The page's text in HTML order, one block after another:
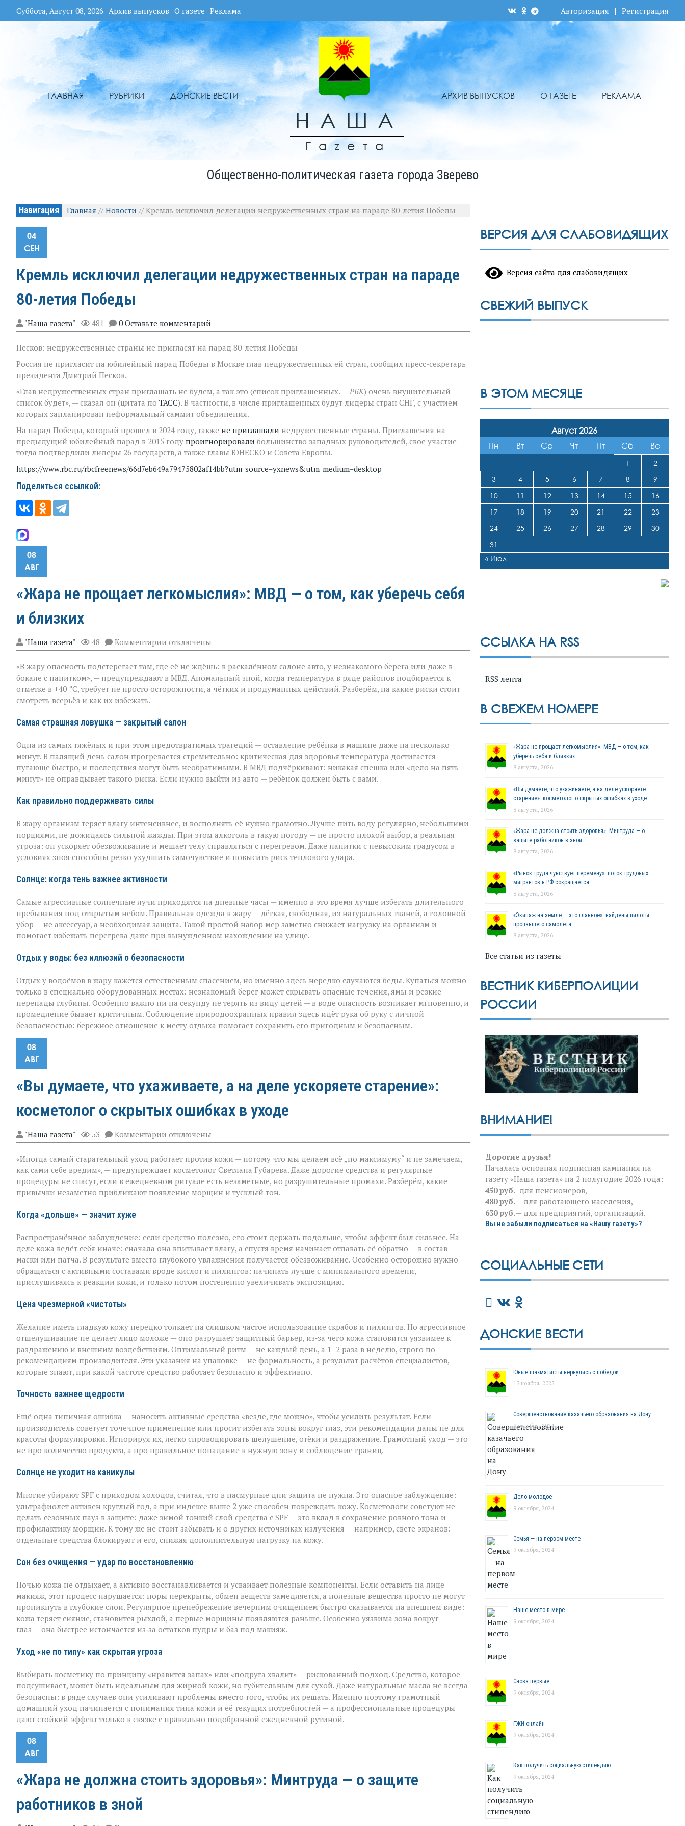
Суббота, Август 08, 2026 Архив выпусков О газете Реклама Авторизация | Регистрация
ГЛАВНАЯ РУБРИКИ ДОНСКИЕ ВЕСТИ
НАША
Гаzета
АРХИВ ВЫПУСКОВ О ГАЗЕТЕ РЕКЛАМА
Общественно-политическая газета города Зверево
Навигация Главная //Новости //Кремль исключил делегации недружественных стран на параде 80-летия Победы
04
СЕН
Кремль исключил делегации недружественных стран на параде
80-летия Победы
"Наша газета" 481 0 Оставьте комментарий
Песков: недружественные страны не пригласят на парад 80-летия Победы
Россия не пригласит на юбилейный парад Победы в Москве глав недружественных ей стран, сообщил пресс-секретарь
президента Дмитрий Песков.
«Глав недружественных стран приглашать не будем, а так это (список приглашенных. — РБК) очень внушительный
список будет», — сказал он (цитата по ТАСС). В частности, в числе приглашенных будут лидеры стран СНГ, с участием
которых запланирован неформальный саммит объединения.
На парад Победы, который прошел в 2024 году, также не приглашали недружественные страны. Приглашения на
предыдущий юбилейный парад в 2015 году проигнорировали большинство западных руководителей, свое участие
тогда подтвердили лидеры 26 государств, а также главы ЮНЕСКО и Совета Европы.
https://www.rbc.ru/rbcfreenews/66d7eb649a79475802af14bb?utm_source=yxnews&utm_medium=desktop
Поделиться ссылкой:
08
АВГ
«Жара не прощает легкомыслия»: МВД — о том, как уберечь себя
и близких
"Наша газета" 48 Комментарии к
записи
не
прощает
легкомыслия»:
МВД — о
уберечь
себя
близких
отключены
«В жару опасность подстерегает там, где её не ждёшь: в раскалённом салоне авто, у незнакомого берега или даже в
бокале с напитком», — предупреждают в МВД. Аномальный зной, когда температура в ряде районов подбирается к
отметке в +40 °C, требует не просто осторожности, а чётких и продуманных действий. Разберём, на какие риски стоит
смотреть всерьёз и как их избежать.
Самая страшная ловушка — закрытый салон
Одна из самых тяжёлых и при этом предотвратимых трагедий — оставление ребёнка в машине даже на несколько
минут. В палящий день салон прогревается стремительно: критическая для здоровья температура достигается
пугающе быстро, и последствия могут быть необратимыми. В МВД подчёркивают: никакая спешка или «дело на пять
минут» не оправдывает такого риска. Если нужно выйти из авто — ребёнок должен быть с вами.
Как правильно поддерживать силы
В жару организм теряет влагу интенсивнее, и восполнять её нужно грамотно. Лучше пить воду регулярно, небольшими
порциями, не дожидаясь сильной жажды. При этом алкоголь в такую погоду — не просто плохой выбор, а реальная
угроза: он ускоряет обезвоживание и мешает телу справляться с перегревом. Даже напитки с невысоким градусом в
условиях зноя способны резко ухудшить самочувствие и повысить риск теплового удара.
Солнце: когда тень важнее активности
Самые агрессивные солнечные лучи приходятся на дневные часы — именно в это время лучше избегать длительного
пребывания под открытым небом. Правильная одежда в жару — лёгкая, свободная, из натуральных тканей, а головной
убор — не аксессуар, а необходимая защита. Такой простой набор мер заметно снижает нагрузку на организм и
помогает избежать перегрева даже при вынужденном нахождении на улице.
Отдых у воды: без иллюзий о безопасности
Отдых у водоёмов в жару кажется естественным спасением, но именно здесь нередко случаются беды. Купаться можно
только в специально оборудованных местах: незнакомый берег может скрывать опасные течения, ямы и резкие
перепады глубины. Особенно важно ни на секунду не терять из виду детей — в воде опасность возникает мгновенно, и
промедление бывает критичным. Соблюдение природоохранных правил здесь идёт рука об руку с личной
безопасностью: бережное отношение к месту отдыха помогает сохранить его пригодным и безопасным.
08
АВГ
«Вы думаете, что ухаживаете, а на деле ускоряете старение»:
косметолог о скрытых ошибках в уходе
"Наша газета" 53 Комментарии к
записи
думаете,
что
а
на
о
скрытых
ошибках
в
уходе
отключены
«Иногда самый старательный уход работает против кожи — потому что мы делаем всё „по максимуму“ и не замечаем,
как сами себе вредим», — предупреждает косметолог Светлана Губарева. Даже дорогие средства и регулярные
процедуры не спасут, если в ежедневном ритуале есть незаметные, но разрушительные промахи. Разберём, какие
привычки незаметно приближают появление морщин и тусклый тон.
Когда «дольше» — значит хуже
Распространённое заблуждение: если средство полезно, его стоит держать подольше, чтобы эффект был сильнее. На
деле кожа ведёт себя иначе: сначала она впитывает влагу, а спустя время начинает отдавать её обратно — в состав
маски или патча. В результате вместо глубокого увлажнения получается обезвоживание. Особенно осторожно нужно
обращаться с активными составами вроде кислот и пилингов: начинать лучше с минимального времени,
прислушиваясь к реакции кожи, и только потом постепенно увеличивать экспозицию.
Цена чрезмерной «чистоты»
Желание иметь гладкую кожу нередко толкает на слишком частое использование скрабов и пилингов. Но агрессивное
отшелушивание не делает лицо моложе — оно разрушает защитный барьер, из‑за чего кожа становится уязвимее к
раздражению и внешним воздействиям. Оптимальный ритм — не каждый день, а 1–2 раза в неделю, строго по
рекомендациям производителя. Эти указания на упаковке — не формальность, а результат расчётов специалистов,
которые знают, при какой частоте средство работает безопасно и эффективно.
Точность важнее щедрости
Ещё одна типичная ошибка — наносить активные средства «везде, где можно», чтобы усилить результат. Если
производитель советует точечное применение или просит избегать зоны вокруг глаз, эти рекомендации даны не для
красоты формулировки. Игнорируя их, легко спровоцировать шелушение, отёки и раздражение. Грамотный уход — это
не про количество продукта, а про правильное попадание в нужную зону и соблюдение границ.
Солнце не уходит на каникулы
Многие убирают SPF с приходом холодов, считая, что в пасмурные дни защита не нужна. Это опасное заблуждение:
ультрафиолет активен круглый год, а при индексе выше 2 уже способен повреждать кожу. Косметологи советуют не
делать сезонных пауз в защите: даже зимой тонкий слой средства с SPF — это вклад в сохранение ровного тона и
профилактику морщин. К тому же не стоит забывать и о других источниках излучения — например, свете экранов:
отдельные средства блокируют и его, снижая дополнительную нагрузку на кожу.
Сон без очищения — удар по восстановлению
Ночью кожа не отдыхает, а активно восстанавливается и усваивает полезные компоненты. Если оставить на лице
макияж, этот процесс нарушается: поры перекрыты, обмен веществ замедляется, а полезные вещества просто не могут
проникнуть в глубокие слои. Регулярное пренебрежение вечерним очищением быстро сказывается на внешнем виде:
кожа теряет сияние, становится рыхлой, а первые морщины появляются раньше. Особенно уязвима зона вокруг
глаз — она быстрее истончается из‑за остатков пудры и баз под макияж.
Уход «не по типу» как скрытая угроза
Выбирать косметику по принципу «нравится запах» или «подруга хвалит» — рискованный подход. Средство, которое
подсушивает, может быть идеальным для жирной кожи, но губительным для сухой. Даже натуральные масла не всегда
безопасны: в ряде случаев они усиливают проблемы вместо того, чтобы их решать. Именно поэтому грамотный
домашний уход начинается с понимания типа кожи и её текущих потребностей — а профессиональные процедуры
дают стойкий эффект только в связке с правильно подобранной ежедневной рутиной.
08
АВГ
«Жара не должна стоить здоровья»: Минтруда — о защите
работников в зной
ВЕРСИЯ ДЛЯ СЛАБОВИДЯЩИХ
Версия сайта для слабовидящих
СВЕЖИЙ ВЫПУСК
В ЭТОМ МЕСЯЦЕ
Август 2026
Пн
Вт Ср Чт Пт Сб Вс
1
2
3
4 5 6 7 8
9
10
11 12 13 14 15
16
17
18 19 20 21 22
23
24
25 26 27 28 29
30
31
« Июл
ССЫЛКА НА RSS
RSS лента
В СВЕЖЕМ НОМЕРЕ
«Жара не прощает легкомыслия»: МВД — о том, как
уберечь себя и близких
8 августа, 2026
«Вы думаете, что ухаживаете, а на деле ускоряете
старение»: косметолог о скрытых ошибках в уходе
8 августа, 2026
«Жара не должна стоить здоровья»: Минтруда — о
защите работников в зной
8 августа, 2026
«Рынок труда чувствует перемену»: поток трудовых
мигрантов в РФ сокращается
8 августа, 2026
«Экипаж на земле — это главное»: найдены пилоты
пропавшего самолёта
8 августа, 2026
Все статьи из газеты
ВЕСТНИК КИБЕРПОЛИЦИИ
РОССИИ
ВНИМАНИЕ!
Дорогие друзья!
Началась основная подписная кампания на
газету «Наша газета» на 2 полугодие 2026 года:
450 руб.- для пенсионеров,
480 руб.— для работающего населения,
630 руб.— для предприятий, организаций.
Вы не забыли подписаться на «Нашу газету»?
СОЦИАЛЬНЫЕ СЕТИ
ДОНСКИЕ ВЕСТИ
Юные шахматисты вернулись с победой
13 ноября, 2025
Совершенствование казачьего образования на Дону
9 октября, 2024
Дело молодое
9 октября, 2024
Семья — на первом месте
9 октября, 2024
Наше место в мире
9 октября, 2024
Снова первые
9 октября, 2024
ГЖИ онлайн
9 октября, 2024
Как получить социальную стипендию
9 октября, 2024